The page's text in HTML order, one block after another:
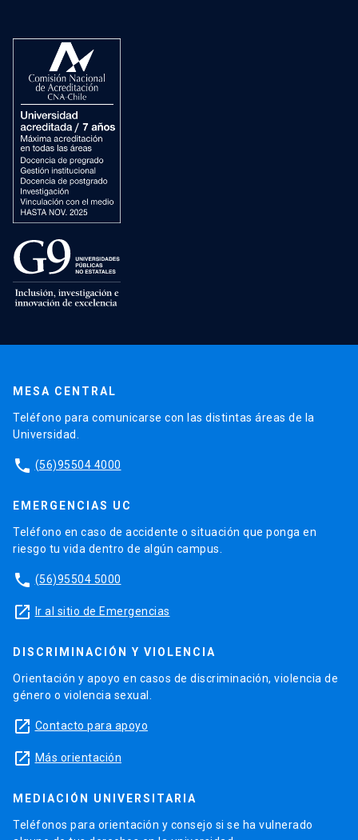
MESA CENTRAL
Teléfono para comunicarse con las distintas áreas de la
Universidad.
phone (56)95504 4000
EMERGENCIAS UC
Teléfono en caso de accidente o situación que ponga en
riesgo tu vida dentro de algún campus.
phone (56)95504 5000
launch Ir al sitio de Emergencias
DISCRIMINACIÓN Y VIOLENCIA
Orientación y apoyo en casos de discriminación, violencia de
género o violencia sexual.
launch Contacto para apoyo
launch Más orientación
MEDIACIÓN UNIVERSITARIA
Teléfonos para orientación y consejo si se ha vulnerado